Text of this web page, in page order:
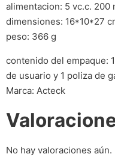
alimentacion: 5 vc.c. 200
dimensiones: 16*10*27
peso: 366 g
contenido del empaque:
de usuario y 1 poliza de
Marca: Acteck
No hay valoraciones aún.